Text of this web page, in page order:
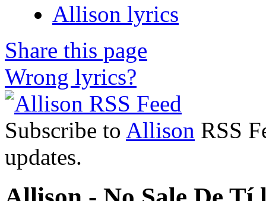
Allison lyrics
Share this page
Wrong lyrics?
Subscribe to Allison RSS
updates.